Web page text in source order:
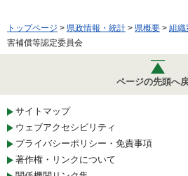
トップページ > 県政情報・統計 > 県概要 > 組織
害補償等認定委員会
ページの先頭へ
サイトマップ
ウェブアクセシビリティ
プライバシーポリシー・免責事項
著作権・リンクについて